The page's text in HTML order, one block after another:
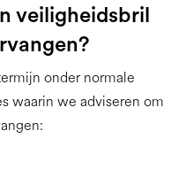
veiligheidsbril
onder normale
waarin we adviseren om